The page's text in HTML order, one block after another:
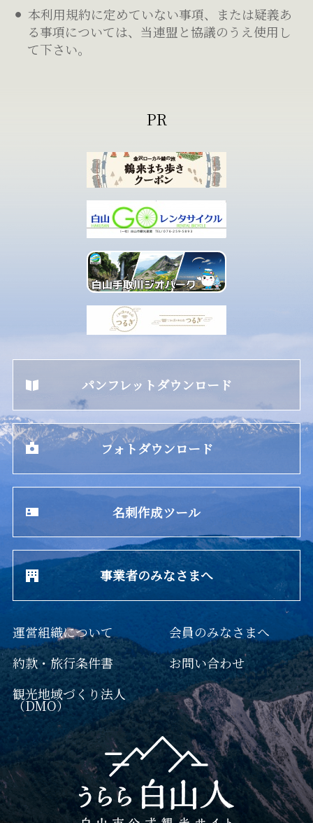
本利用規約に定めていない事項、または疑義あ
る事項については、当連盟と協議のうえ使用し
て下さい。
パンフレットダウンロード
フォトダウンロード
名刺作成ツール
事業者のみなさまへ
運営組織について
約款・旅行条件書
観光地域づくり法人
（DMO）
会員のみなさまへ
お問い合わせ